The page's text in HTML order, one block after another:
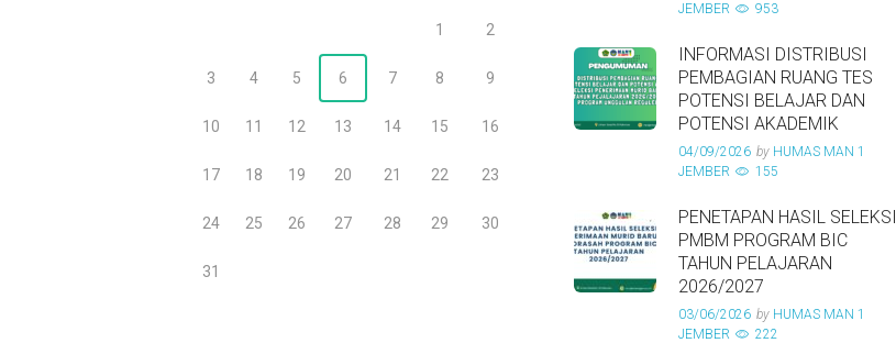
1 2
3 4 5 6 7 8 9
10 11 12 13 14 15 16
17 18 19 20 21 22 23
24 25 26 27 28 29 30
31
JEMBER
953
INFORMASI DISTRIBUSI
PEMBAGIAN RUANG TES
POTENSI BELAJAR DAN
POTENSI AKADEMIK
04/09/2026 by HUMAS MAN 1
JEMBER
155
PENETAPAN HASIL SELEKSI
PMBM PROGRAM BIC
TAHUN PELAJARAN
2026/2027
03/06/2026 by HUMAS MAN 1
JEMBER
222